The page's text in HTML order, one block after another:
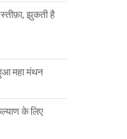
झुकती है
महा मंथन
के लिए